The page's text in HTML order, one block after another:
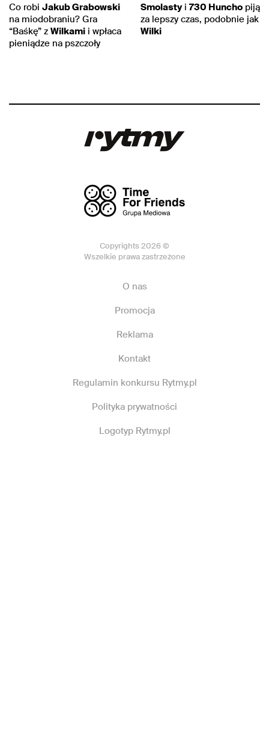
Co robi Jakub Grabowski
na miodobraniu? Gra
“Baśkę” z Wilkami i wpłaca
pieniądze na pszczoły
Smolastyi 730 Huncho piją
za lepszy czas, podobnie jak
Wilki
Copyrights 2026 ©
Wszelkie prawa zastrzeżone
O nas
Promocja
Reklama
Kontakt
Regulamin konkursu Rytmy.pl
Polityka prywatności
Logotyp Rytmy.pl